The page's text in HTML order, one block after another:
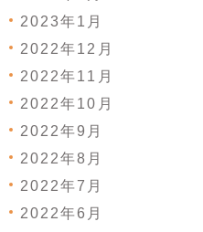
2023年1月
2022年12月
2022年11月
2022年10月
2022年9月
2022年8月
2022年7月
2022年6月